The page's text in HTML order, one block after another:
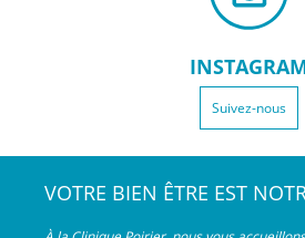
Suivez-nous
VOTRE BIEN ÊTRE EST